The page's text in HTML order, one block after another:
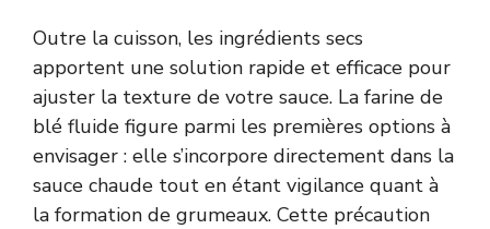
Outre la cuisson, les ingrédients secs
apportent une solution rapide et efficace pour
ajuster la texture de votre sauce. La farine de
blé fluide figure parmi les premières options à
envisager : elle s’incorpore directement dans la
sauce chaude tout en étant vigilance quant à
la formation de grumeaux. Cette précaution